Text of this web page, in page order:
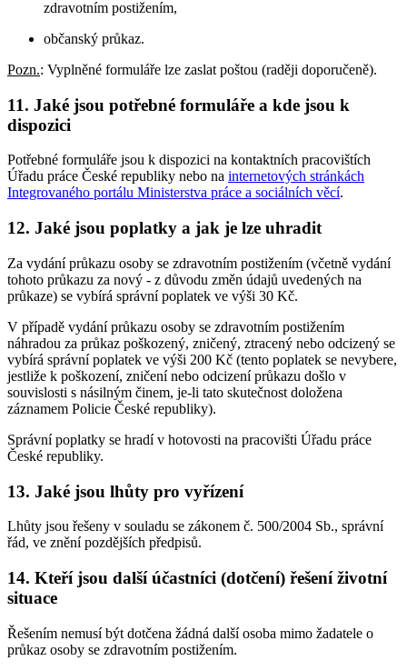
zdravotním postižením,
občanský průkaz.
Pozn.: Vyplněné formuláře lze zaslat poštou (raději doporučeně).
11. Jaké jsou potřebné formuláře a kde jsou k
dispozici
Potřebné formuláře jsou k dispozici na kontaktních pracovištích
Úřadu práce České republiky nebo na internetových stránkách
Integrovaného portálu Ministerstva práce a sociálních věcí.
12. Jaké jsou poplatky a jak je lze uhradit
Za vydání průkazu osoby se zdravotním postižením (včetně vydání
tohoto průkazu za nový - z důvodu změn údajů uvedených na
průkaze) se vybírá správní poplatek ve výši 30 Kč.
V případě vydání průkazu osoby se zdravotním postižením
náhradou za průkaz poškozený, zničený, ztracený nebo odcizený se
vybírá správní poplatek ve výši 200 Kč (tento poplatek se nevybere,
jestliže k poškození, zničení nebo odcizení průkazu došlo v
souvislosti s násilným činem, je-li tato skutečnost doložena
záznamem Policie České republiky).
Správní poplatky se hradí v hotovosti na pracovišti Úřadu práce
České republiky.
13. Jaké jsou lhůty pro vyřízení
Lhůty jsou řešeny v souladu se zákonem č. 500/2004 Sb., správní
řád, ve znění pozdějších předpisů.
14. Kteří jsou další účastníci (dotčení) řešení životní
situace
Řešením nemusí být dotčena žádná další osoba mimo žadatele o
průkaz osoby se zdravotním postižením.